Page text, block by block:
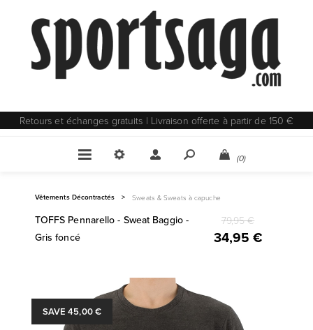
Retours et échanges gratuits | Livraison offerte à partir de 150 €
(0)
Vêtements Décontractés > Sweats & Sweats à capuche
TOFFS Pennarello - Sweat Baggio -
Gris foncé
79,95 €
34,95 €
SAVE 45,00 €